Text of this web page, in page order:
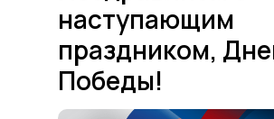
наступающим
праздником,
Победы!